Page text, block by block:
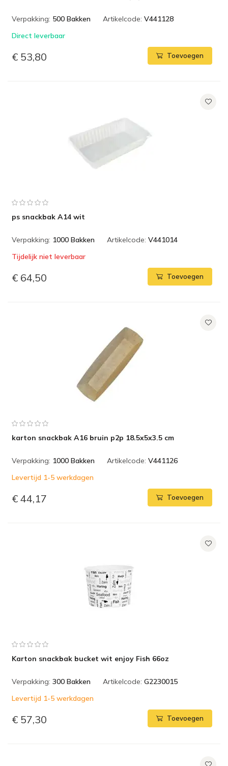
Verpakking: 500 Bakken Artikelcode: V441128
Direct leverbaar
€ 53,80 Toevoegen
ps snackbak A14 wit
Verpakking: 1000 Bakken Artikelcode: V441014
Tijdelijk niet leverbaar
€ 64,50 Toevoegen
karton snackbak A16 bruin p2p 18.5x5x3.5 cm
Verpakking: 1000 Bakken Artikelcode: V441126
Levertijd 1-5 werkdagen
€ 44,17 Toevoegen
Karton snackbak bucket wit enjoy Fish 66oz
Verpakking: 300 Bakken Artikelcode: G2230015
Levertijd 1-5 werkdagen
€ 57,30 Toevoegen